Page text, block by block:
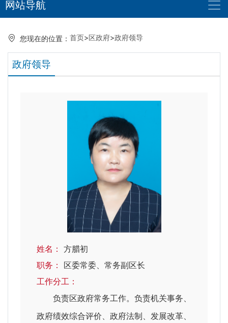
网站导航
您现在的位置： 首页>区政府>政府领导
政府领导
姓名： 方腊初
职务：
区委常委、常务副区长
工作分工：
负责区政府常务工作。负责机关事务、
政府绩效综合评价、政府法制、发展改革、